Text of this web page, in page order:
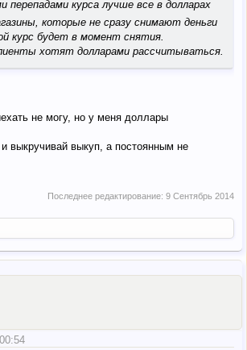
перепадами курса лучше все в долларах
которые не сразу снимают деньги
курс будет в момент снятия.
хотят долларами рассчитываться.
не могу, но у меня доллары
выкручивай выкуп, а постоянным не
Последнее редактирование: 9 Сентябрь 2014